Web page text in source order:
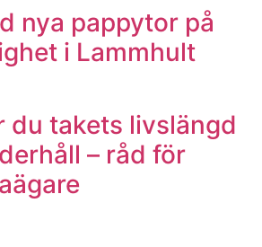
nya pappytor på
i Lammhult
du takets livslängd
– råd för